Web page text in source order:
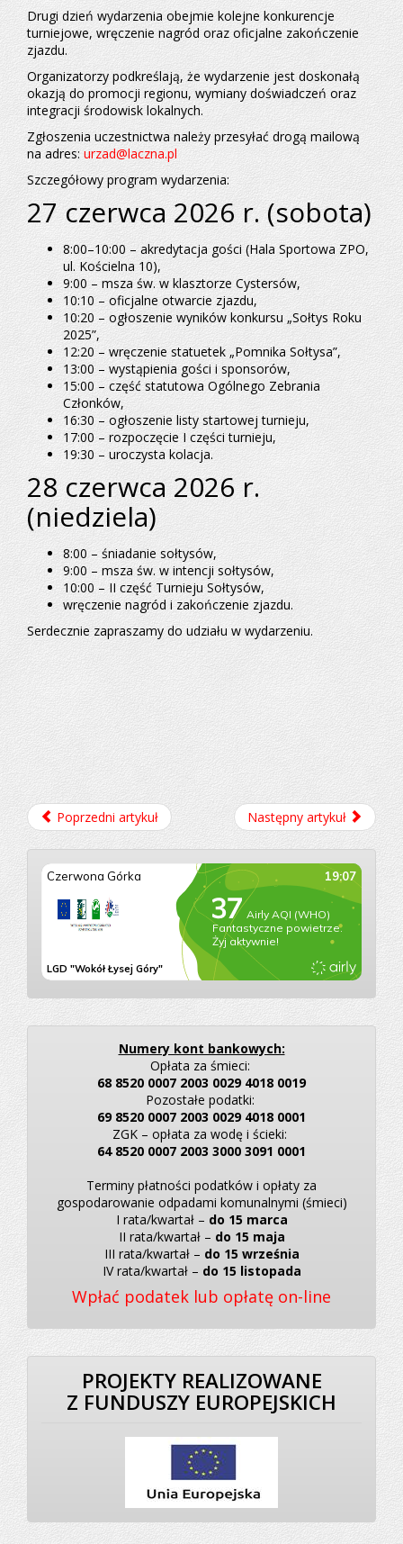
Drugi dzień wydarzenia obejmie kolejne konkurencje
turniejowe, wręczenie nagród oraz oficjalne zakończenie
zjazdu.
Organizatorzy podkreślają, że wydarzenie jest doskonałą
okazją do promocji regionu, wymiany doświadczeń oraz
integracji środowisk lokalnych.
Zgłoszenia uczestnictwa należy przesyłać drogą mailową
na adres: urzad@laczna.pl
Szczegółowy program wydarzenia:
27 czerwca 2026 r. (sobota)
8:00–10:00 – akredytacja gości (Hala Sportowa ZPO,
ul. Kościelna 10),
9:00 – msza św. w klasztorze Cystersów,
10:10 – oficjalne otwarcie zjazdu,
10:20 – ogłoszenie wyników konkursu „Sołtys Roku
2025”,
12:20 – wręczenie statuetek „Pomnika Sołtysa”,
13:00 – wystąpienia gości i sponsorów,
15:00 – część statutowa Ogólnego Zebrania
Członków,
16:30 – ogłoszenie listy startowej turnieju,
17:00 – rozpoczęcie I części turnieju,
19:30 – uroczysta kolacja.
28 czerwca 2026 r.
(niedziela)
8:00 – śniadanie sołtysów,
9:00 – msza św. w intencji sołtysów,
10:00 – II część Turnieju Sołtysów,
wręczenie nagród i zakończenie zjazdu.
Serdecznie zapraszamy do udziału w wydarzeniu.
Poprzedni artykuł Następny artykuł
Numery kont bankowych:
Opłata za śmieci:
68 8520 0007 2003 0029 4018 0019
Pozostałe podatki:
69 8520 0007 2003 0029 4018 0001
ZGK – opłata za wodę i ścieki:
64 8520 0007 2003 3000 3091 0001
Terminy płatności podatków i opłaty za
gospodarowanie odpadami komunalnymi (śmieci)
I rata/kwartał – do 15 marca
II rata/kwartał – do 15 maja
III rata/kwartał – do 15 września
IV rata/kwartał – do 15 listopada
Wpłać podatek lub opłatę on-line
PROJEKTY REALIZOWANE
Z FUNDUSZY EUROPEJSKICH